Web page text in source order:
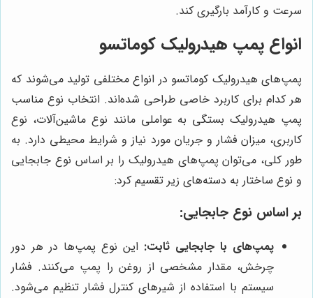
سرعت و کارآمد بارگیری کند.
انواع پمپ هیدرولیک کوماتسو
پمپ‌های هیدرولیک کوماتسو در انواع مختلفی تولید می‌شوند که
هر کدام برای کاربرد خاصی طراحی شده‌اند. انتخاب نوع مناسب
پمپ هیدرولیک بستگی به عواملی مانند نوع ماشین‌آلات، نوع
کاربری، میزان فشار و جریان مورد نیاز و شرایط محیطی دارد. به
طور کلی، می‌توان پمپ‌های هیدرولیک را بر اساس نوع جابجایی
و نوع ساختار به دسته‌های زیر تقسیم کرد:
بر اساس نوع جابجایی:
پمپ‌های با جابجایی ثابت: این نوع پمپ‌ها در هر دور
چرخش، مقدار مشخصی از روغن را پمپ می‌کنند. فشار
سیستم با استفاده از شیرهای کنترل فشار تنظیم می‌شود.